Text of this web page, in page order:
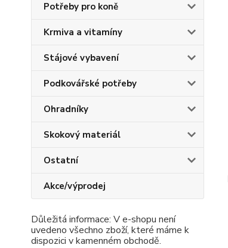
Potřeby pro koně
Krmiva a vitamíny
Stájové vybavení
Podkovářské potřeby
Ohradníky
Skokový materiál
Ostatní
Akce/výprodej
Důležitá informace: V e-shopu není
uvedeno všechno zboží, které máme k
dispozici v kamenném obchodě.